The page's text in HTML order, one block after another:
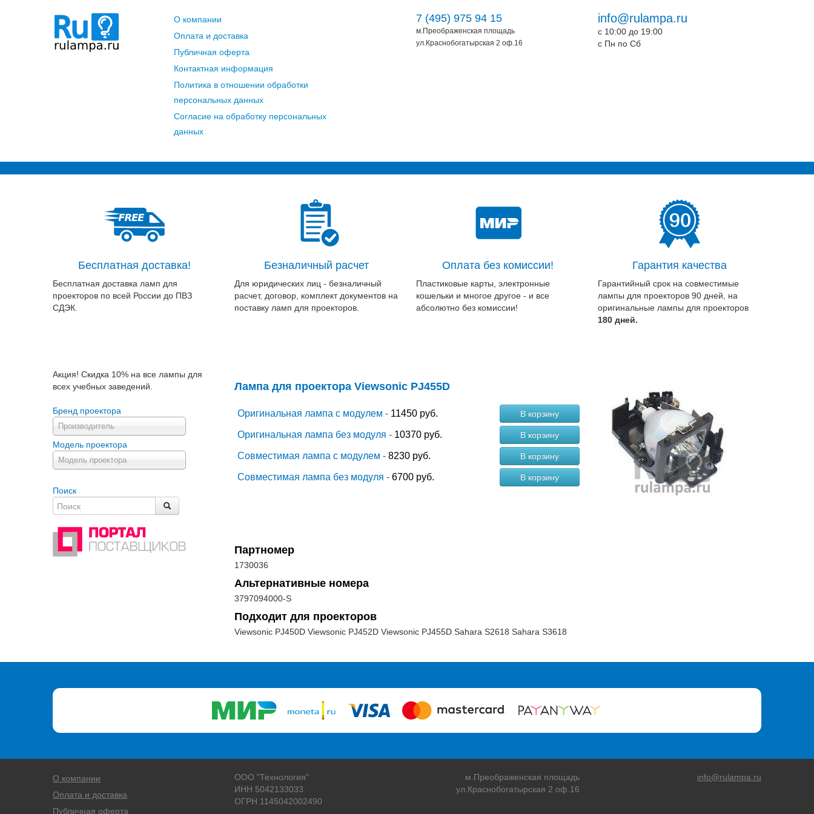
О компании
Оплата и доставка
Публичная оферта
Контактная информация
Политика в отношении обработки
персональных данных
Согласие на обработку персональных
данных
7 (495) 975 94 15
м.Преображенская площадь
ул.Краснобогатырская 2 оф.16
info@rulampa.ru
c 10:00 до 19:00
c Пн по Сб
Бесплатная доставка!
Бесплатная доставка ламп для
проекторов по всей России до ПВЗ
СДЭК.
Безналичный расчет
Для юридических лиц - безналичный
расчет, договор, комплект документов на
поставку ламп для проекторов.
Оплата без комиссии!
Пластиковые карты, электронные
кошельки и многое другое - и все
абсолютно без комиссии!
Гарантия качества
Гарантийный срок на совместимые
лампы для проекторов 90 дней, на
оригинальные лампы для проекторов
180 дней.
Акция! Скидка 10% на все лампы для
всех учебных заведений.
Бренд проектора
Производитель
Модель проектора
Модель проектора
Поиск
Лампа для проектора Viewsonic PJ455D
Оригинальная лампа с модулем - 11450 руб. В корзину
Оригинальная лампа без модуля - 10370 руб. В корзину
Совместимая лампа с модулем - 8230 руб. В корзину
Совместимая лампа без модуля - 6700 руб. В корзину
Партномер
1730036
Альтернативные номера
3797094000-S
Подходит для проекторов
Viewsonic PJ450D Viewsonic PJ452D Viewsonic PJ455D Sahara S2618 Sahara S3618
О компании
Оплата и доставка
Публичная оферта
ООО "Технология"
ИНН 5042133033
ОГРН 1145042002490
м.Преображенская площадь
ул.Краснобогатырская 2 оф.16
info@rulampa.ru